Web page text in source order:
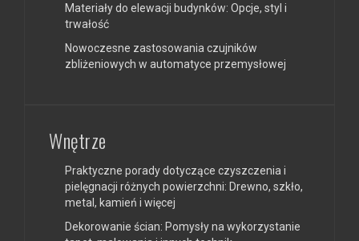
Materiały do elewacji budynków: Opcje, styl i
trwałość
Nowoczesne zastosowania czujników
zbliżeniowych w automatyce przemysłowej
Wnętrze
Praktyczne porady dotyczące czyszczenia i
pielęgnacji różnych powierzchni: Drewno, szkło,
metal, kamień i więcej
Dekorowanie ścian: Pomysły na wykorzystanie